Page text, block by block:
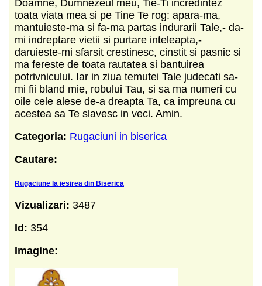
Doamne, Dumnezeul meu, Tie-Ti incredintez
toata viata mea si pe Tine Te rog: apara-ma,
mantuieste-ma si fa-ma partas indurarii Tale,- da-
mi indreptare vietii si purtare inteleapta,-
daruieste-mi sfarsit crestinesc, cinstit si pasnic si
ma fereste de toata rautatea si bantuirea
potrivnicului. Iar in ziua temutei Tale judecati sa-
mi fii bland mie, robului Tau, si sa ma numeri cu
oile cele alese de-a dreapta Ta, ca impreuna cu
acestea sa Te slavesc in veci. Amin.
Categoria: Rugaciuni in biserica
Cautare:
Rugaciune la iesirea din Biserica
Vizualizari: 3487
Id: 354
Imagine: